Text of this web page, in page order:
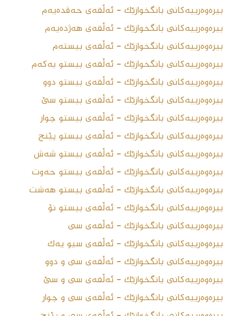
بیرەوەرییەکانى بانگخوازێک - ئەڵقەى حەڤدەیەم
بیرەوەرییەکانى بانگخوازێک - ئەڵقەى هەژدەیەم
بیرەوەرییەکانى بانگخوازێک - ئەڵقەى بیستەم
بیرەوەرییەکانى بانگخوازێک - ئەڵقەى بیستو بەکەم
بیرەوەرییەکانى بانگخوازێک - ئەڵقەى بیستو دوو
بیرەوەرییەکانى بانگخوازێک - ئەڵقەى بیستو سێ
بیرەوەرییەکانى بانگخوازێک - ئەڵقەى بیستو چوار
بیرەوەرییەکانى بانگخوازێک - ئەڵقەى بیستو پێنج
بیرەوەرییەکانى بانگخوازێک - ئەڵقەى بیستو شەش
بیرەوەرییەکانى بانگخوازێک - ئەڵقەى بیستو حەوت
بیرەوەرییەکانى بانگخوازێک - ئەڵقەى بیستو هەشت
بیرەوەرییەکانى بانگخوازێک - ئەڵقەى بیستو نۆ
بیرەوەرییەکانى بانگخوازێک - ئەڵقەى سى
بیرەوەرییەکانى بانگخوازێک - ئەڵقەى سیو یەک
بیرەوەرییەکانى بانگخوازێک - ئەڵقەى سی و دوو
بیرەوەرییەکانى بانگخوازێک - ئەڵقەى سی و سێ
بیرەوەرییەکانی بانگخوازێک - ئەڵقەى سی و چوار